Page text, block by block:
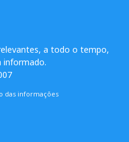
a todo o tempo,
informado.
das informações